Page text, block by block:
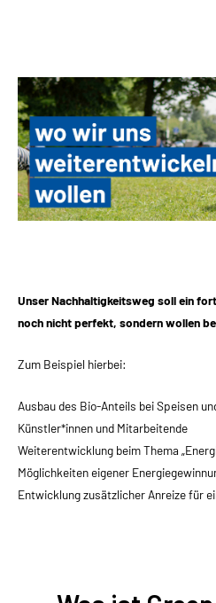
Unser Nachhaltigkeitsweg soll ein
noch nicht perfekt, sondern wollen
Zum Beispiel hierbei:
Ausbau des Bio-Anteils bei Speisen
Künstler*innen und Mitarbeitende
Weiterentwicklung beim Thema
Möglichkeiten eigener
Entwicklung zusätzlicher Anreize für